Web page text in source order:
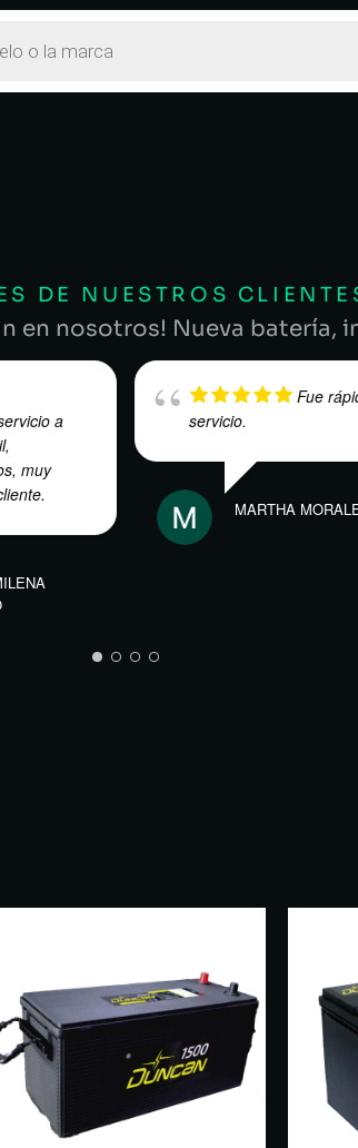
DE NUESTROS
en nosotros! Nueva batería,
a
muy
Fue
servicio.
MARTHA